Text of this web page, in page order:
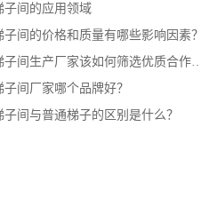
子间的应用领域
子间的价格和质量有哪些影响因素？
间生产厂家该如何筛选优质合作资源
间厂家哪个品牌好？
间与普通梯子的区别是什么？